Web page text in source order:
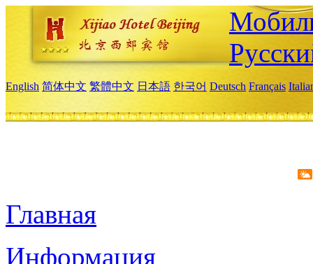
English 简体中文 繁體中文 日本語 한국어 Deutsch Français
Главная
Информация